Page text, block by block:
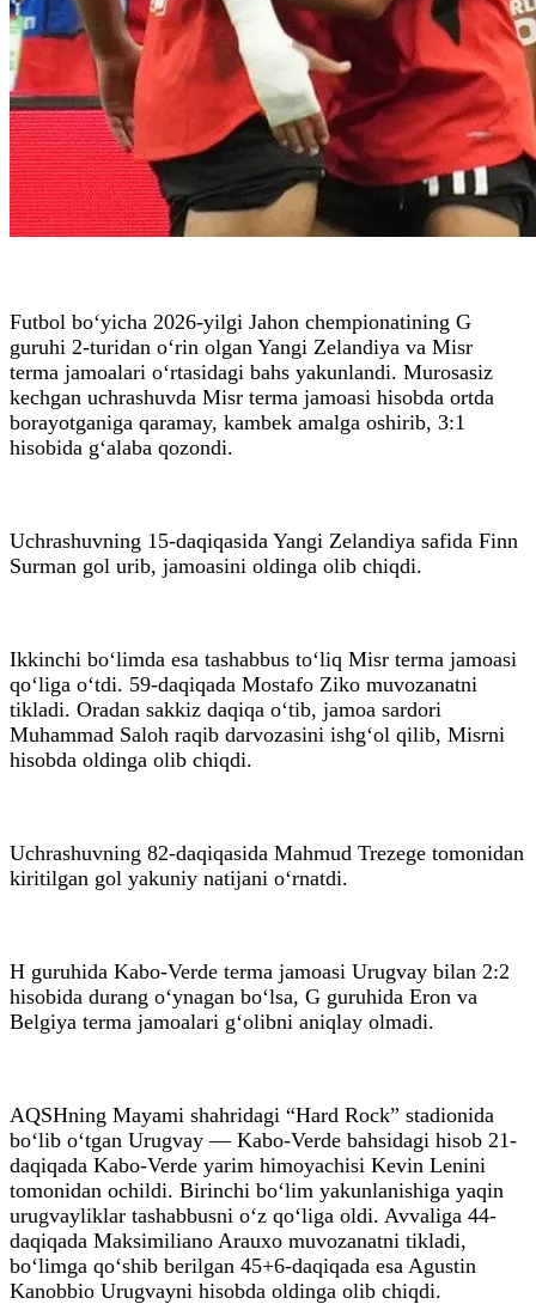
Futbol bo‘yicha 2026-yilgi Jahon chempionatining G
guruhi 2-turidan o‘rin olgan Yangi Zelandiya va Misr
terma jamoalari o‘rtasidagi bahs yakunlandi. Murosasiz
kechgan uchrashuvda Misr terma jamoasi hisobda ortda
borayotganiga qaramay, kambek amalga oshirib, 3:1
hisobida g‘alaba qozondi.
Uchrashuvning 15-daqiqasida Yangi Zelandiya safida Finn
Surman gol urib, jamoasini oldinga olib chiqdi.
Ikkinchi bo‘limda esa tashabbus to‘liq Misr terma jamoasi
qo‘liga o‘tdi. 59-daqiqada Mostafo Ziko muvozanatni
tikladi. Oradan sakkiz daqiqa o‘tib, jamoa sardori
Muhammad Saloh raqib darvozasini ishg‘ol qilib, Misrni
hisobda oldinga olib chiqdi.
Uchrashuvning 82-daqiqasida Mahmud Trezege tomonidan
kiritilgan gol yakuniy natijani o‘rnatdi.
H guruhida Kabo-Verde terma jamoasi Urugvay bilan 2:2
hisobida durang o‘ynagan bo‘lsa, G guruhida Eron va
Belgiya terma jamoalari g‘olibni aniqlay olmadi.
AQSHning Mayami shahridagi “Hard Rock” stadionida
bo‘lib o‘tgan Urugvay — Kabo-Verde bahsidagi hisob 21-
daqiqada Kabo-Verde yarim himoyachisi Kevin Lenini
tomonidan ochildi. Birinchi bo‘lim yakunlanishiga yaqin
urugvayliklar tashabbusni o‘z qo‘liga oldi. Avvaliga 44-
daqiqada Maksimiliano Arauxo muvozanatni tikladi,
bo‘limga qo‘shib berilgan 45+6-daqiqada esa Agustin
Kanobbio Urugvayni hisobda oldinga olib chiqdi.